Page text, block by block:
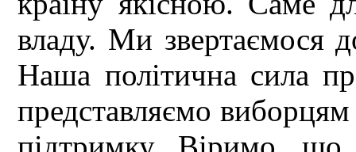
владу. Ми звертаємося
Наша політична сила
представляємо